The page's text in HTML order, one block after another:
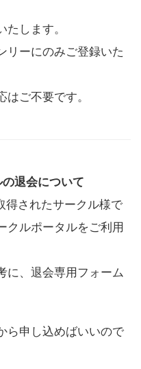
します。
リーにのみご登録いた
ご不要です。
退会について
得されたサークル様で
クルポータルをご利用
に、退会専用フォーム
ら申し込めばいいので